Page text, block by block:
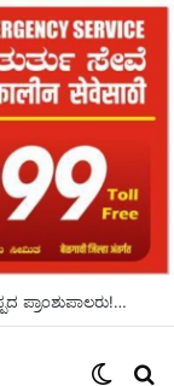
*ಮುಖ್ಯಮಂತ್ರಿಗಳೇ ಸೀಟು ಕೊಡಲು ಸೂಚಿಸಿದರೂ ಒಪ್ಪದ ಪ್ರಾಂಶುಪಾಲರು!ಶಾಲಾದಿನಗಳನ್ನು ಸ್ಮರಿಸಿದ ಸಿಎಂ*